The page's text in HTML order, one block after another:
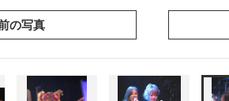
の写真